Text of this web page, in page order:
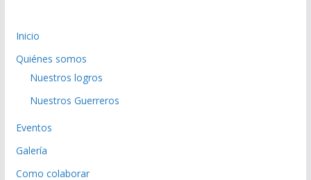
Inicio
Quiénes somos
Nuestros logros
Nuestros Guerreros
Eventos
Galería
Como colaborar